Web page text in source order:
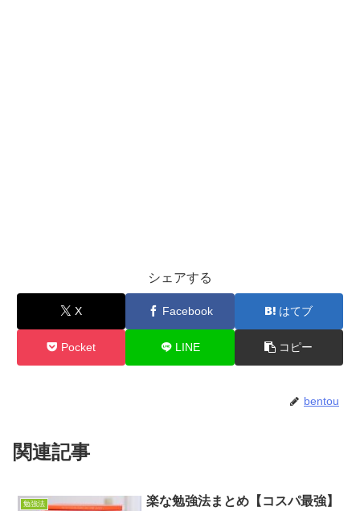
シェアする
X Facebook はてブ
Pocket LINE コピー
bentou
関連記事
勉強法 楽な勉強法まとめ【コスパ最強】